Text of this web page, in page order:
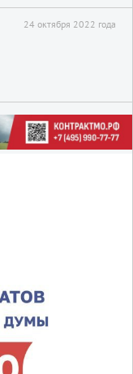
24 октября 2022 года